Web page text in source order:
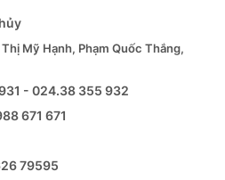
Mỹ Hạnh, Phạm Quốc Thắng,
- 024.38 355 932
671 671
79595